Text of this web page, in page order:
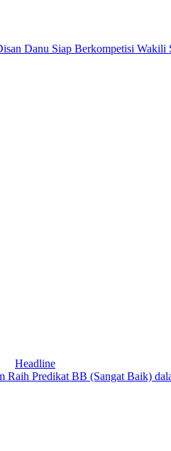
Danu Siap Berkompetisi Wakili
Headline
Raih Predikat BB (Sangat Baik)